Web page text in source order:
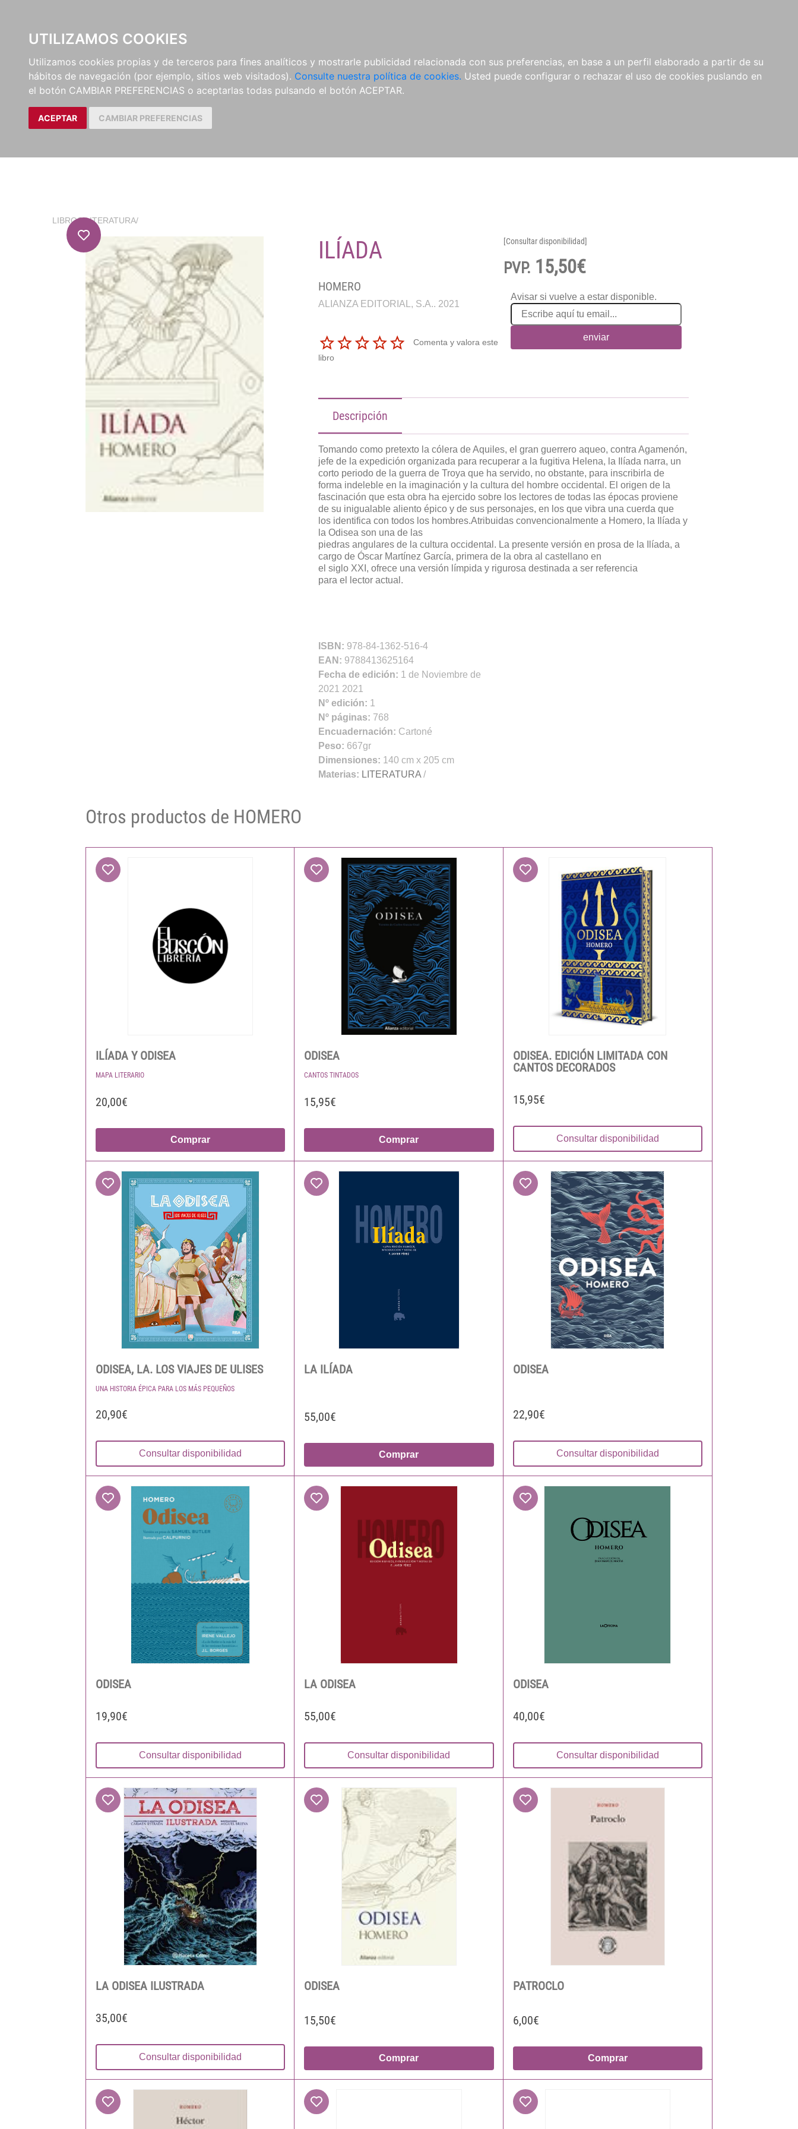
UTILIZAMOS COOKIES
Utilizamos cookies propias y de terceros para fines analíticos y mostrarle publicidad relacionada con sus preferencias, en base a un perfil elaborado a partir de su
hábitos de navegación (por ejemplo, sitios web visitados). Consulte nuestra política de cookies. Usted puede configurar o rechazar el uso de cookies puslando en
el botón CAMBIAR PREFERENCIAS o aceptarlas todas pulsando el botón ACEPTAR.
ACEPTAR CAMBIAR PREFERENCIAS
LIBROS/LITERATURA/
ILÍADA
HOMERO
ALIANZA EDITORIAL, S.A.. 2021
Comenta y valora este
libro
[Consultar disponibilidad]
PVP. 15,50€
Avisar si vuelve a estar disponible.
enviar
Descripción
Tomando como pretexto la cólera de Aquiles, el gran guerrero aqueo, contra Agamenón,
jefe de la expedición organizada para recuperar a la fugitiva Helena, la Ilíada narra, un
corto periodo de la guerra de Troya que ha servido, no obstante, para inscribirla de
forma indeleble en la imaginación y la cultura del hombre occidental. El origen de la
fascinación que esta obra ha ejercido sobre los lectores de todas las épocas proviene
de su inigualable aliento épico y de sus personajes, en los que vibra una cuerda que
los identifica con todos los hombres.Atribuidas convencionalmente a Homero, la Ilíada y
la Odisea son una de las
piedras angulares de la cultura occidental. La presente versión en prosa de la Ilíada, a
cargo de Óscar Martínez García, primera de la obra al castellano en
el siglo XXI, ofrece una versión límpida y rigurosa destinada a ser referencia
para el lector actual.
ISBN: 978-84-1362-516-4
EAN: 9788413625164
Fecha de edición: 1 de Noviembre de
2021 2021
Nº edición: 1
Nº páginas: 768
Encuadernación: Cartoné
Peso: 667gr
Dimensiones: 140 cm x 205 cm
Materias: LITERATURA/
Otros productos de HOMERO
ILÍADA Y ODISEA
MAPA LITERARIO
20,00€
Comprar
ODISEA
CANTOS TINTADOS
15,95€
Comprar
ODISEA. EDICIÓN LIMITADA CON
CANTOS DECORADOS
15,95€
Consultar disponibilidad
ODISEA, LA. LOS VIAJES DE ULISES
UNA HISTORIA ÉPICA PARA LOS MÁS PEQUEÑOS
20,90€
Consultar disponibilidad
LA ILÍADA
55,00€
Comprar
ODISEA
22,90€
Consultar disponibilidad
ODISEA
19,90€
Consultar disponibilidad
LA ODISEA
55,00€
Consultar disponibilidad
ODISEA
40,00€
Consultar disponibilidad
LA ODISEA ILUSTRADA
35,00€
Consultar disponibilidad
ODISEA
15,50€
Comprar
PATROCLO
6,00€
Comprar